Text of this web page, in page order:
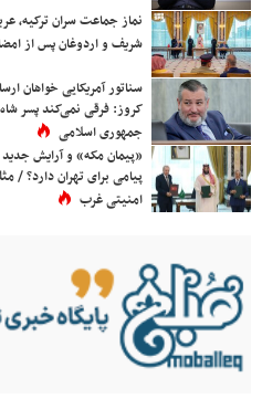
نماز جماعت سران ترکیه،
شریف و اردوغان پس از
سناتور آمریکایی خواهان
کروز: فرقی نمی‌کند پسر
جمهوری اسلامی
«پیمان مکه» و آرایش
پیامی برای تهران دارد؟ /
امنیتی غرب